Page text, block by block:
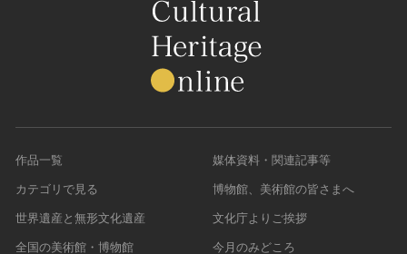
作品一覧
カテゴリで見る
世界遺産と無形文化遺産
全国の美術館・博物館
媒体資料・関連記事等
博物館、美術館の皆さまへ
文化庁よりご挨拶
今月のみどころ